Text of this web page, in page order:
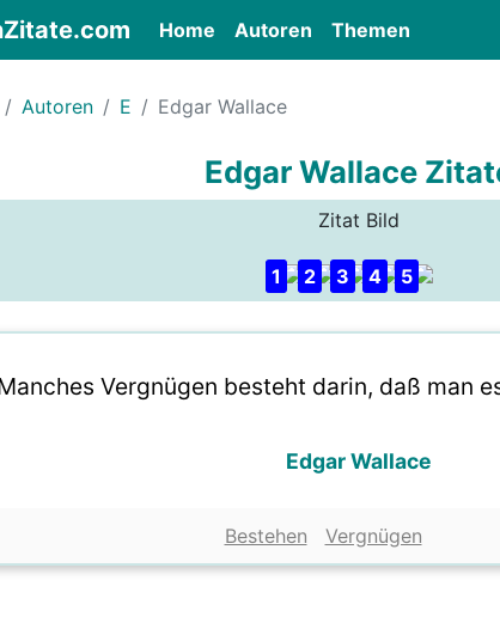
Home (current)
Autoren Themen
Autoren E Edgar Wallace
Edgar Wallace
Zitat Bild
1 2 3 4 5
Vergnügen besteht darin, daß man
Edgar Wallace
Bestehen Vergnügen